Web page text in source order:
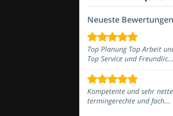
Neueste Bewertungen
Top Planung Top Arbeit
Top Service und Freundlic...
Kompetente und sehr
termingerechte und fach...